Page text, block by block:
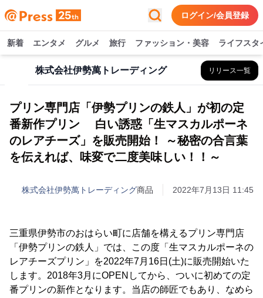
ログイン/会員登録
新着 エンタメ グルメ 旅行 ファッション・美容 ライフスタ
株式会社伊勢萬トレーディング リリース一覧
プリン専門店「伊勢プリンの鉄人」が初の定
番新作プリン 白い誘惑「生マスカルポーネ
のレアチーズ」を販売開始！ ～秘密の合言葉
を伝えれば、味変で二度美味しい！！～
株式会社伊勢萬トレーディング商品 2022年7月13日 11:45
三重県伊勢市のおはらい町に店舗を構えるプリン専門店
「伊勢プリンの鉄人」では、この度「生マスカルポーネの
レアチーズプリン」を2022年7月16日(土)に販売開始いた
します。2018年3月にOPENしてから、ついに初めての定
番プリンの新作となります。当店の師匠でもあり、なめら